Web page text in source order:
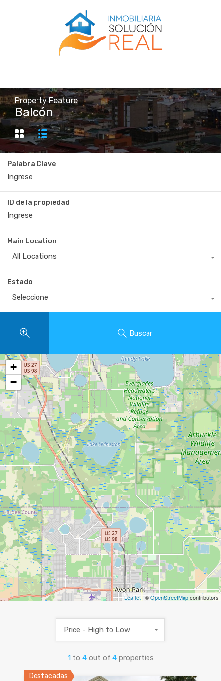
Property Feature
Balcón
Palabra Clave
ID de la propiedad
Main Location
All Locations
Estado
Seleccione
Buscar
+
−
Leaflet| ©OpenStreetMapcontributors
1 to 4 out of 4 properties
Price - High to Low
Destacadas